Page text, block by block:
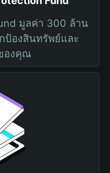
มูลค่า 300 ล้าน
ป้องสินทรัพย์และ
องคุณ